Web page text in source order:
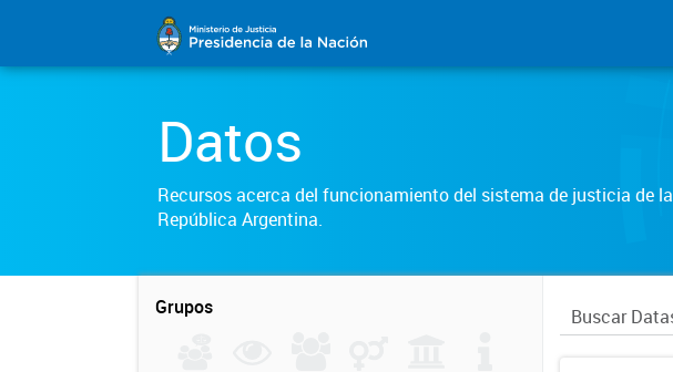
Datos
Recursos acerca del funcionamiento del sistema de justicia de la
República Argentina.
Grupos